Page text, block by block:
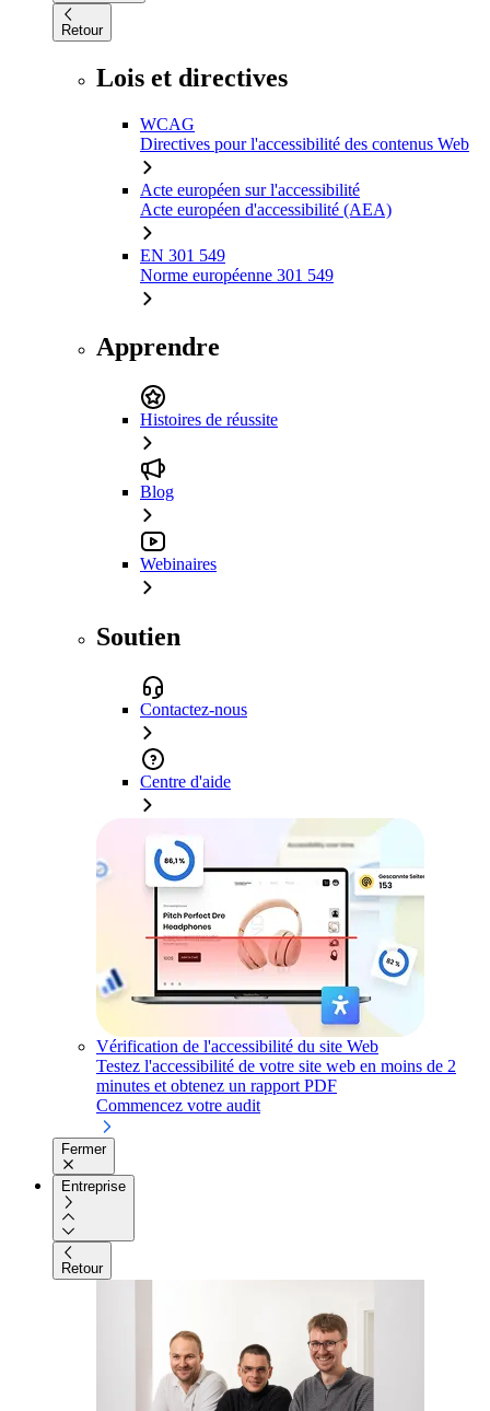
Retour
Lois et directives
WCAG
Directives pour l'accessibilité des contenus Web
Acte européen sur l'accessibilité
Acte européen d'accessibilité (AEA)
EN 301 549
Norme européenne 301 549
Apprendre
Histoires de réussite
Blog
Webinaires
Soutien
Contactez-nous
Centre d'aide
Vérification de l'accessibilité du site Web
Testez l'accessibilité de votre site web en moins de 2
minutes et obtenez un rapport PDF
Commencez votre audit
Fermer
Entreprise
Retour